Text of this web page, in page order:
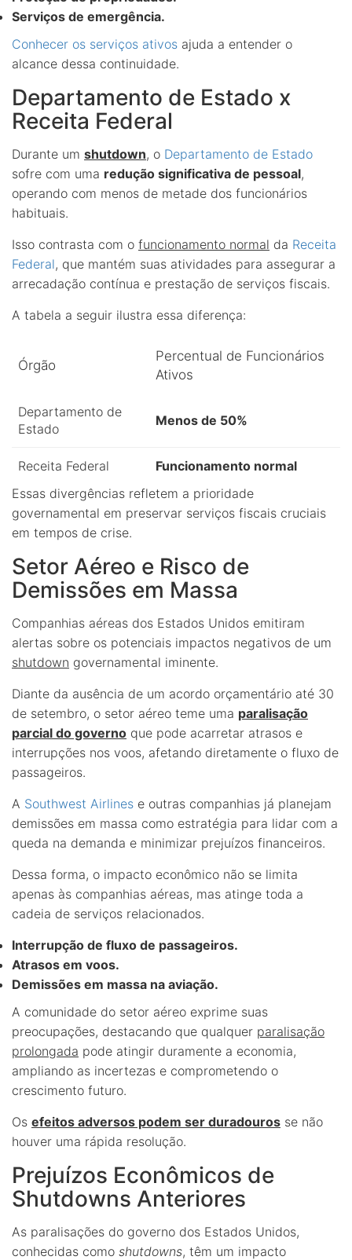
Serviços de emergência.
Conhecer os serviços ativos ajuda a entender o
alcance dessa continuidade.
Departamento de Estado x
Receita Federal
Durante um shutdown, o Departamento de Estado
sofre com uma redução significativa de pessoal,
operando com menos de metade dos funcionários
habituais.
Isso contrasta com o funcionamento normal da Receita
Federal, que mantém suas atividades para assegurar a
arrecadação contínua e prestação de serviços fiscais.
A tabela a seguir ilustra essa diferença:
Órgão
Percentual de Funcionários
Ativos
Departamento de
Estado
Menos de 50%
Receita Federal
Funcionamento normal
Essas divergências refletem a prioridade
governamental em preservar serviços fiscais cruciais
em tempos de crise.
Setor Aéreo e Risco de
Demissões em Massa
Companhias aéreas dos Estados Unidos emitiram
alertas sobre os potenciais impactos negativos de um
shutdown governamental iminente.
Diante da ausência de um acordo orçamentário até 30
de setembro, o setor aéreo teme uma paralisação
parcial do governo que pode acarretar atrasos e
interrupções nos voos, afetando diretamente o fluxo de
passageiros.
A Southwest Airlines e outras companhias já planejam
demissões em massa como estratégia para lidar com a
queda na demanda e minimizar prejuízos financeiros.
Dessa forma, o impacto econômico não se limita
apenas às companhias aéreas, mas atinge toda a
cadeia de serviços relacionados.
Interrupção de fluxo de passageiros.
Atrasos em voos.
Demissões em massa na aviação.
A comunidade do setor aéreo exprime suas
preocupações, destacando que qualquer paralisação
prolongada pode atingir duramente a economia,
ampliando as incertezas e comprometendo o
crescimento futuro.
Os efeitos adversos podem ser duradouros se não
houver uma rápida resolução.
Prejuízos Econômicos de
Shutdowns Anteriores
As paralisações do governo dos Estados Unidos,
conhecidas como shutdowns, têm um impacto